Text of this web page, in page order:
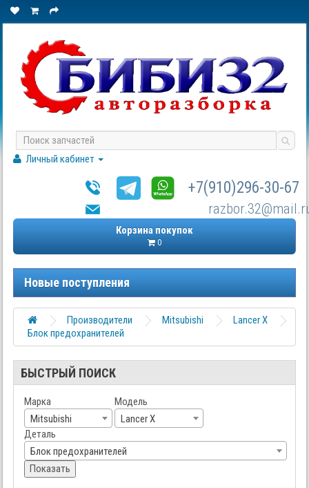
Личный кабинет
+7(910)296-30-67
Корзина покупок
0
Новые поступления
Производители Mitsubishi
Lancer X
Блок предохранителей
БЫСТРЫЙ ПОИСК
Марка
Mitsubishi
Модель
Lancer X
Деталь
Блок предохранителей
Показать